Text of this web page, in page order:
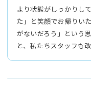
より状態がしっかりし
た」と笑顔でお帰りい
がないだろう」という
と、私たちスタッフも